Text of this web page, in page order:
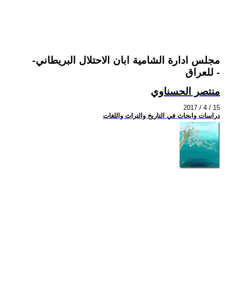
-مجلس ادارة الشامية ابان الاحتلال البريطاني
للعراق -
منتصر الحسناوي
2017 / 4 / 15
دراسات وابحاث في التاريخ والتراث واللغات